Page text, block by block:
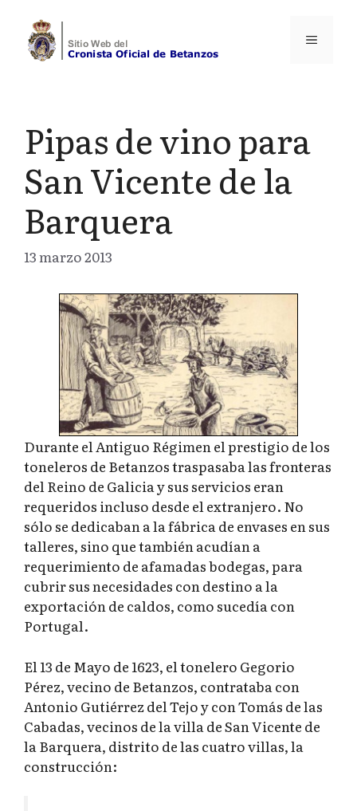
contenido
Menú
Pipas de vino para
San Vicente de la
Barquera
13 marzo 2013
Durante el Antiguo Régimen el prestigio de los
toneleros de Betanzos traspasaba las fronteras
del Reino de Galicia y sus servicios eran
requeridos incluso desde el extranjero. No
sólo se dedicaban a la fábrica de envases en sus
talleres, sino que también acudían a
requerimiento de afamadas bodegas, para
cubrir sus necesidades con destino a la
exportación de caldos, como sucedía con
Portugal.
El 13 de Mayo de 1623, el tonelero Gegorio
Pérez, vecino de Betanzos, contrataba con
Antonio Gutiérrez del Tejo y con Tomás de las
Cabadas, vecinos de la villa de San Vicente de
la Barquera, distrito de las cuatro villas, la
construcción: